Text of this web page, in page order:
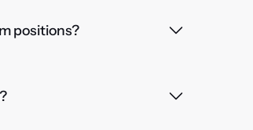
positions?